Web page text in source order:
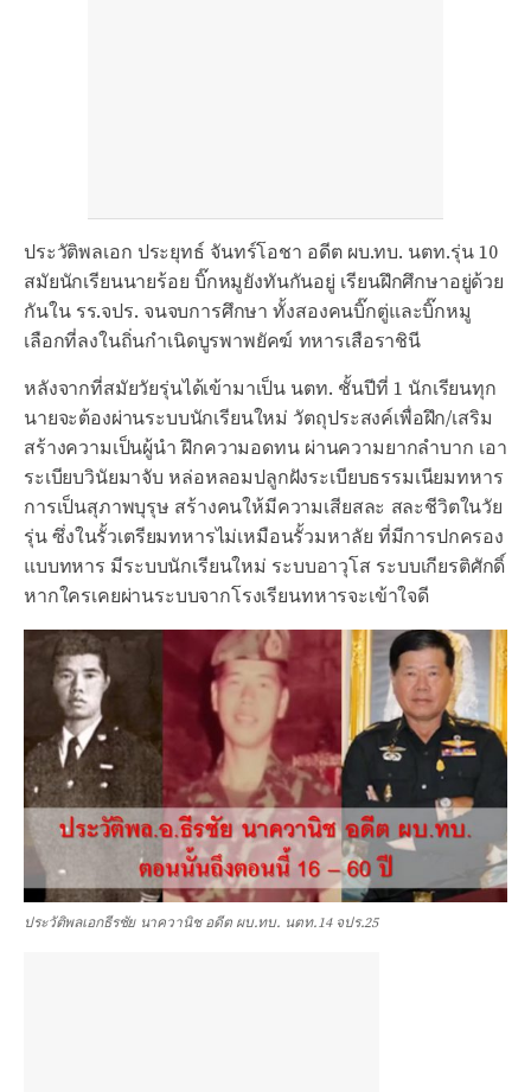
ประวัติพลเอก ประยุทธ์ จันทร์โอชา อดีต ผบ.ทบ. นตท.รุ่น 10
สมัยนักเรียนนายร้อย บิ๊กหมูยังทันกันอยู่ เรียนฝึกศึกษาอยู่ด้วย
กันใน รร.จปร. จนจบการศึกษา ทั้งสองคนบิ๊กตู่และบิ๊กหมู
เลือกที่ลงในถิ่นกำเนิดบูรพาพยัคฆ์ ทหารเสือราชินี
หลังจากที่สมัยวัยรุ่นได้เข้ามาเป็น นตท. ชั้นปีที่ 1 นักเรียนทุก
นายจะต้องผ่านระบบนักเรียนใหม่ วัตถุประสงค์เพื่อฝึก/เสริม
สร้างความเป็นผู้นำ ฝึกความอดทน ผ่านความยากลำบาก เอา
ระเบียบวินัยมาจับ หล่อหลอมปลูกฝังระเบียบธรรมเนียมทหาร
การเป็นสุภาพบุรุษ สร้างคนให้มีความเสียสละ สละชีวิตในวัย
รุ่น ซึ่งในรั้วเตรียมทหารไม่เหมือนรั้วมหาลัย ที่มีการปกครอง
แบบทหาร มีระบบนักเรียนใหม่ ระบบอาวุโส ระบบเกียรติศักดิ์
หากใครเคยผ่านระบบจากโรงเรียนทหารจะเข้าใจดี
ประวัติพลเอกธีรชัย นาควานิช อดีต ผบ.ทบ. นตท.14 จปร.25